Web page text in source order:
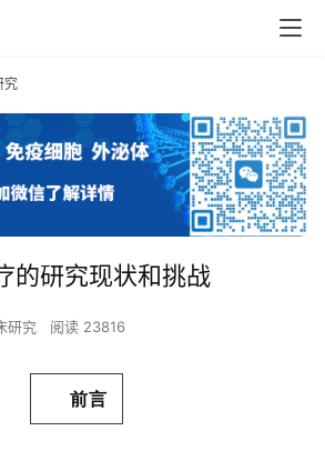
究
的研究现状和挑战
研究 阅读 23816
前言